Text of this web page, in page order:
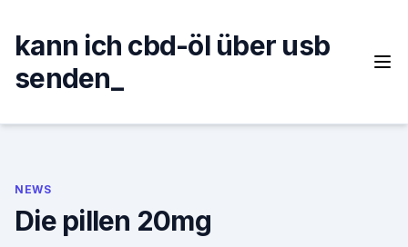
content
kann ich cbd-öl über usb
senden_
NEWS
Die pillen 20mg